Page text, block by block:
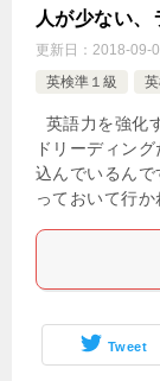
人が少ない
更新日： 2018-09-
英検準１級
英語力を強化
ドリーディン
込んでいるん
っておいて行
Tweet